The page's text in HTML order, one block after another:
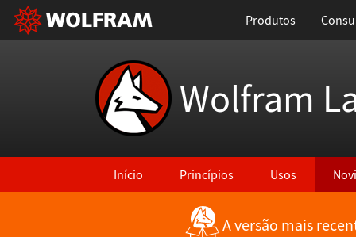
Produtos
Wolfram
Início Princípios Usos
Voltar para Últimas Novidades
A versão mais